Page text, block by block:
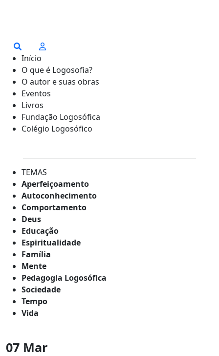
Início
O que é Logosofia?
O autor e suas obras
Eventos
Livros
Fundação Logosófica
Colégio Logosófico
TEMAS
Aperfeiçoamento
Autoconhecimento
Comportamento
Deus
Educação
Espiritualidade
Família
Mente
Pedagogia Logosófica
Sociedade
Tempo
Vida
07 Mar